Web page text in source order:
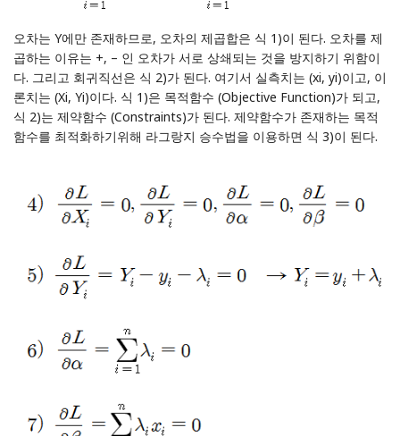
오차는 Y에만 존재하므로, 오차의 제곱합은 식 1)이 된다. 오차를 제
곱하는 이유는 +, – 인 오차가 서로 상쇄되는 것을 방지하기 위함이
다. 그리고 회귀직선은 식 2)가 된다. 여기서 실측치는 (xi, yi)이고, 이
론치는 (Xi, Yi)이다. 식 1)은 목적함수 (Objective Function)가 되고,
식 2)는 제약함수 (Constraints)가 된다. 제약함수가 존재하는 목적
함수를 최적화하기위해 라그랑지 승수법을 이용하면 식 3)이 된다.